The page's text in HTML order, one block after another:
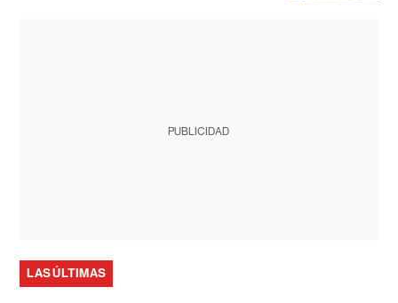
PUBLICIDAD
LAS ÚLTIMAS